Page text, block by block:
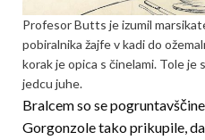
Profesor Butts je izumil
pobiralnika žajfe v kadi do
korak je opica s činelami. Tole je
jedcu juhe.
Bralcem so se
Gorgonzole tako prikupile,